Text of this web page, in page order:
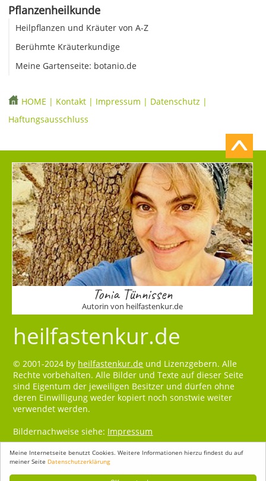
Meine Internetseite benutzt Cookies. Weitere Informationen hierzu findest du auf
meiner Seite Datenschutzerklärung
Pflanzenheilkunde
Heilpflanzen und Kräuter von A-Z
Berühmte Kräuterkundige
Meine Gartenseite: botanio.de
HOME | Kontakt | Impressum | Datenschutz |
Haftungsausschluss
Tonia Tünnissen
Autorin von heilfastenkur.de
heilfastenkur.de
© 2001-2024 by heilfastenkur.de und Lizenzgebern. Alle
Rechte vorbehalten. Alle Bilder und Texte auf dieser Seite
sind Eigentum der jeweiligen Besitzer und dürfen ohne
deren Einwilligung weder kopiert noch sonstwie weiter
verwendet werden.
Bildernachweise siehe: Impressum